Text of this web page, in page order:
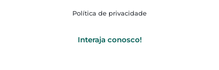
Política de privacidade
Interaja conosco!